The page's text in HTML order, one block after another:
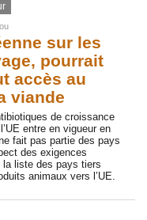
sur les
pourrait
accès au
viande
de croissance
entre en vigueur en
fait pas partie des pays
des exigences
la liste des pays tiers
animaux vers l’UE.